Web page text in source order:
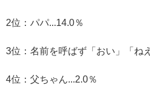
2位：パパ...14.0％
3位：名前を呼ばず「おい」「ね
4位：父ちゃん...2.0％